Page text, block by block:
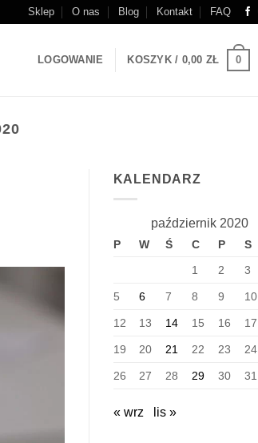
Sklep O nas Blog Kontakt FAQ
LOGOWANIE KOSZYK / 0,00 ZŁ 0
KALENDARZ
październik 2020
P W Ś C P S
1
2 3
5 6 7 8 9 10
12 13 14 15 16 17
19 20 21 22 23 24
26 27 28 29 30 31
« wrz lis »